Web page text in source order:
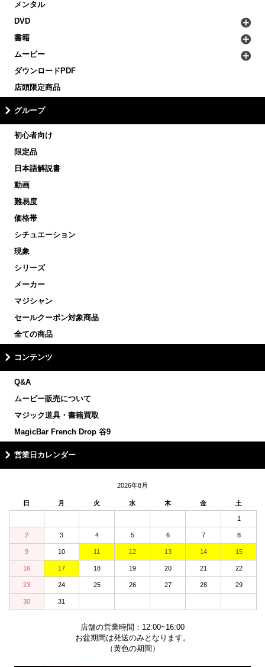
メンタル
DVD
書籍
ムービー
ダウンロードPDF
店頭限定商品
グループ
初心者向け
限定品
日本語解説書
動画
難易度
価格帯
シチュエーション
現象
シリーズ
メーカー
マジシャン
セールクーポン対象商品
全ての商品
コンテンツ
Q&A
ムービー販売について
マジック道具・書籍買取
MagicBar French Drop 谷9
営業日カレンダー
2026年8月
日 月 火 水 木 金 土
1
2 3 4 5 6 7 8
9 10 11 12 13 14 15
16 17 18 19 20 21 22
23 24 25 26 27 28 29
30 31
店舗の営業時間：12:00~16:00
お盆期間は発送のみとなります。
（黄色の期間）